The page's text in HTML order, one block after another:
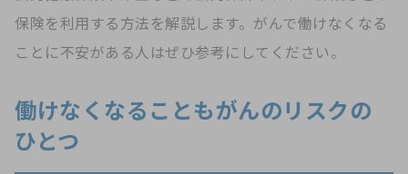
保険を利用する方法を解説します。がんで働けなくなる
ことに不安がある人はぜひ参考にしてください。
働けなくなることもがんのリスクの
ひとつ